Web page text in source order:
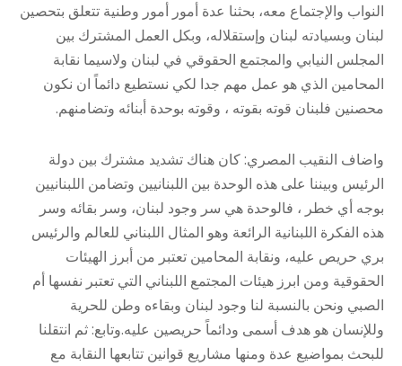
النواب والإجتماع معه، بحثنا عدة أمور أمور وطنية تتعلق بتحصين
لبنان وبسيادته لبنان وإستقلاله، وبكل العمل المشترك بين
المجلس النيابي والمجتمع الحقوقي في لبنان ولاسيما نقابة
المحامين الذي هو عمل مهم جدا لكي نستطيع دائماً ان نكون
محصنين فلبنان قوته بقوته ، وقوته بوحدة أبنائه وتضامنهم.
واضاف النقيب المصري: كان هناك تشديد مشترك بين دولة
الرئيس وبيننا على هذه الوحدة بين اللبنانيين وتضامن اللبنانيين
بوجه أي خطر ، فالوحدة هي سر وجود لبنان، وسر بقائه وسر
هذه الفكرة اللبنانية الرائعة وهو المثال اللبناني للعالم والرئيس
بري حريص عليه، ونقابة المحامين تعتبر من أبرز الهيئات
الحقوقية ومن ابرز هيئات المجتمع اللبناني التي تعتبر نفسها أم
الصبي ونحن بالنسبة لنا وجود لبنان وبقاءه وطن للحرية
وللإنسان هو هدف أسمى ودائماً حريصين عليه.وتابع: ثم انتقلنا
للبحث بمواضيع عدة ومنها مشاريع قوانين تتابعها النقابة مع